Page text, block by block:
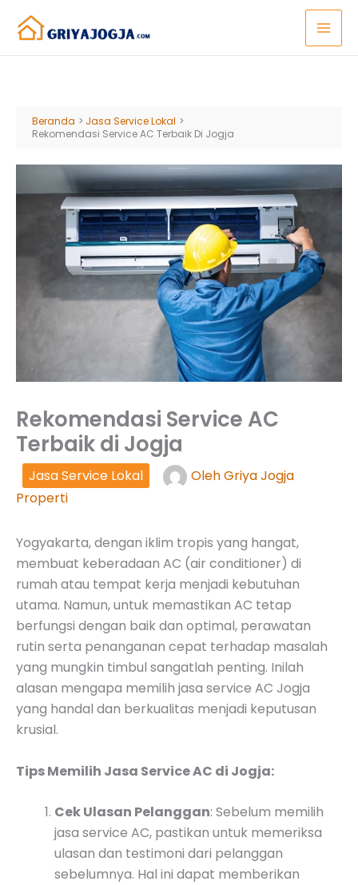
konten
Beranda
Jasa Service Lokal
Rekomendasi Service AC Terbaik Di Jogja
Rekomendasi Service AC
Terbaik di Jogja
Jasa Service Lokal OlehGriya Jogja
Properti
Yogyakarta, dengan iklim tropis yang hangat,
membuat keberadaan AC (air conditioner) di
rumah atau tempat kerja menjadi kebutuhan
utama. Namun, untuk memastikan AC tetap
berfungsi dengan baik dan optimal, perawatan
rutin serta penanganan cepat terhadap masalah
yang mungkin timbul sangatlah penting. Inilah
alasan mengapa memilih jasa service AC Jogja
yang handal dan berkualitas menjadi keputusan
krusial.
Tips Memilih Jasa Service AC di Jogja:
Cek Ulasan Pelanggan: Sebelum memilih
jasa service AC, pastikan untuk memeriksa
ulasan dan testimoni dari pelanggan
sebelumnya. Hal ini dapat memberikan